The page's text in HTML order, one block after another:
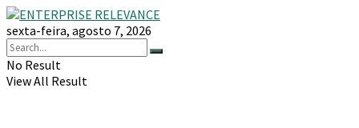
sexta-feira, agosto 7, 2026
No Result
View All Result